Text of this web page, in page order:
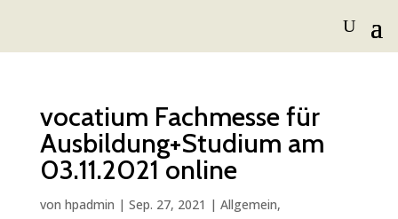
vocatium Fachmesse für
Ausbildung+Studium am
03.11.2021 online
von hpadmin | Sep. 27, 2021 | Allgemein,